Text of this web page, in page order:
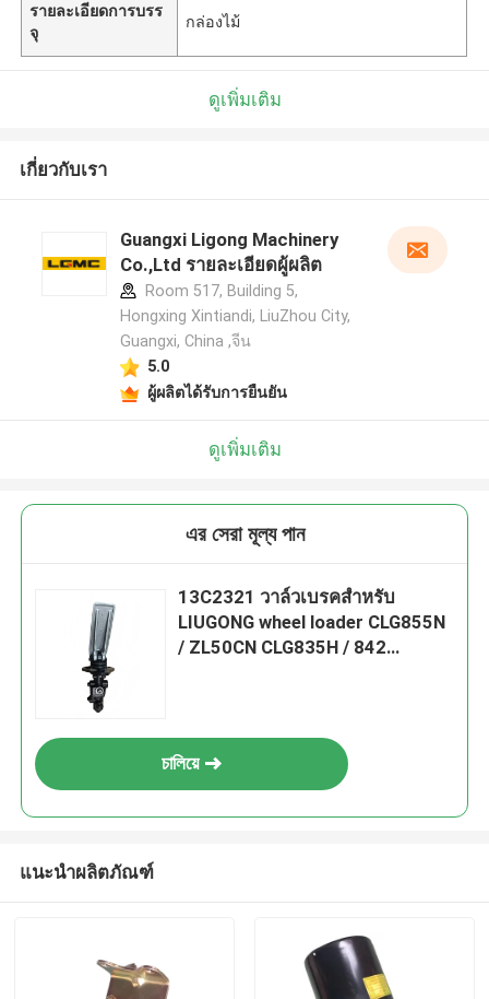
รายละเอียดการบรร
จุ
กล่องไม้
ดูเพิ่มเติม
เกี่ยวกับเรา
Guangxi Ligong Machinery
Co.,Ltd รายละเอียดผู้ผลิต
Room 517, Building 5,
Hongxing Xintiandi, LiuZhou City,
Guangxi, China ,จีน
5.0
ผู้ผลิตได้รับการยืนยัน
ดูเพิ่มเติม
এর সেরা মূল্য পান
13C2321 วาล์วเบรคสําหรับ
LIUGONG wheel loader CLG855N
/ ZL50CN CLG835H / 842
চালিয়ে
แนะนำผลิตภัณฑ์